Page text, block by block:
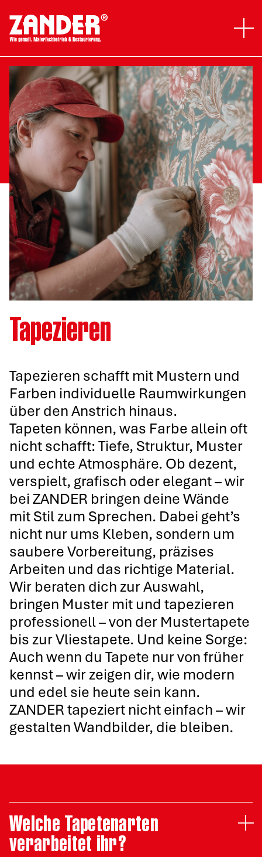
Gewerbe
Privat
Über uns
Jobs
Ausbildung
Leistungen
Planung und Konzeption
Bemusterung und Beratung vor Ort
Malerarbeiten und Renovierung
Tapezieren
Restaurierung
Schimmelbehandlung
Graffitibeseitigung
Fassadenarbeiten
Bodenverlegung
Trockenbau
Tapezieren
Tapezieren schafft mit Mustern und
Farben individuelle Raumwirkungen
über den Anstrich hinaus.
Tapeten können, was Farbe allein oft
nicht schafft: Tiefe, Struktur, Muster
und echte Atmosphäre. Ob dezent,
verspielt, grafisch oder elegant – wir
bei ZANDER bringen deine Wände
mit Stil zum Sprechen. Dabei geht’s
nicht nur ums Kleben, sondern um
saubere Vorbereitung, präzises
Arbeiten und das richtige Material.
Wir beraten dich zur Auswahl,
bringen Muster mit und tapezieren
professionell – von der Mustertapete
bis zur Vliestapete. Und keine Sorge:
Auch wenn du Tapete nur von früher
kennst – wir zeigen dir, wie modern
und edel sie heute sein kann.
ZANDER tapeziert nicht einfach – wir
gestalten Wandbilder, die bleiben.
Welche Tapetenarten
verarbeitet ihr?